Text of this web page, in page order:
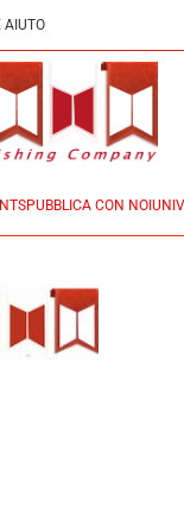
AIUTO
PUBBLICA CON NOI